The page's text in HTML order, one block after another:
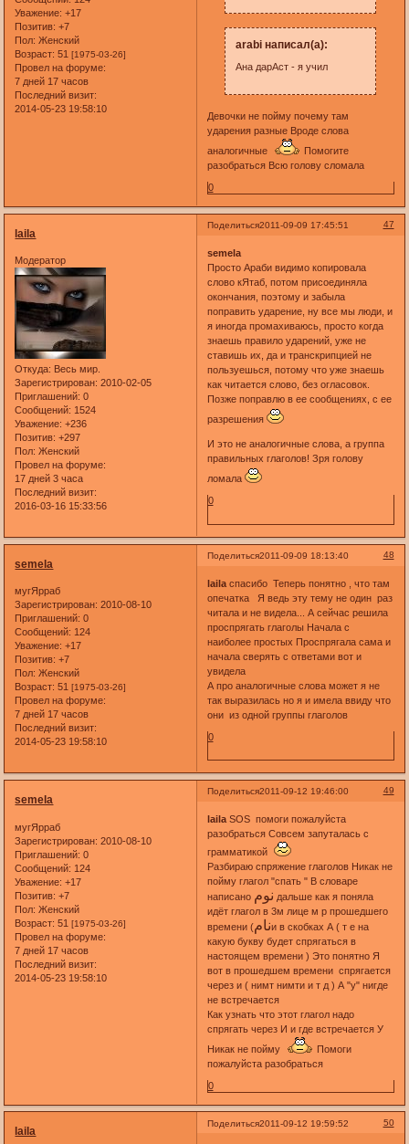
Уважение: +17
Позитив: +7
Пол: Женский
Возраст: 51[1975-03-26]
Провел на форуме:
7 дней 17 часов
Последний визит:
2014-05-23 19:58:10
arabi написал(а):
Ана дарАст - я учил
Девочки не пойму почему там
ударения разные Вроде слова
аналогичные
Помогите
разобраться Всю голову сломала
0
Поделиться 47
2011-09-09 17:45:51
laila
Модератор
Откуда: Весь мир.
Зарегистрирован: 2010-02-05
Приглашений: 0
Сообщений: 1524
Уважение: +236
Позитив: +297
Пол: Женский
Провел на форуме:
17 дней 3 часа
Последний визит:
2016-03-16 15:33:56
semela
Просто Араби видимо копировала
слово кЯтаб, потом присоединяла
окончания, поэтому и забыла
поправить ударение, ну все мы люди, и
я иногда промахиваюсь, просто когда
знаешь правило ударений, уже не
ставишь их, да и транскрипцией не
пользуешься, потому что уже знаешь
как читается слово, без огласовок.
Позже поправлю в ее сообщениях, с ее
разрешения
И это не аналогичные слова, а группа
правильных глаголов! Зря голову
ломала
0
Поделиться 48
2011-09-09 18:13:40
semela
мугЯрраб
Зарегистрирован: 2010-08-10
Приглашений: 0
Сообщений: 124
Уважение: +17
Позитив: +7
Пол: Женский
Возраст: 51[1975-03-26]
Провел на форуме:
7 дней 17 часов
Последний визит:
2014-05-23 19:58:10
laila спасибо Теперь понятно , что там
опечатка Я ведь эту тему не один раз
читала и не видела... А сейчас решила
проспрягать глаголы Начала с
наиболее простых Проспрягала сама и
начала сверять с ответами вот и
увидела
А про аналогичные слова может я не
так выразилась но я и имела ввиду что
они из одной группы глаголов
0
Поделиться 49
2011-09-12 19:46:00
semela
мугЯрраб
Зарегистрирован: 2010-08-10
Приглашений: 0
Сообщений: 124
Уважение: +17
Позитив: +7
Пол: Женский
Возраст: 51[1975-03-26]
Провел на форуме:
7 дней 17 часов
Последний визит:
2014-05-23 19:58:10
laila SOS помоги пожалуйста
разобраться Совсем запуталась с
грамматикой
Разбираю спряжение глаголов Никак не
пойму глагол "спать " В словаре
написано نوم дальше как я поняла
идёт глагол в 3м лице м р прошедшего
времени (نامи в скобках А ( т е на
какую букву будет спрягаться в
настоящем времени ) Это понятно Я
вот в прошедшем времени спрягается
через и ( нимт нимти и т д ) А "у" нигде
не встречается
Как узнать что этот глагол надо
спрягать через И и где встречается У
Никак не пойму
Помоги
пожалуйста разобраться
0
Поделиться 50
2011-09-12 19:59:52
laila